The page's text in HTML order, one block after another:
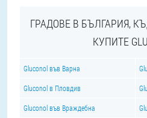
ГРАДОВЕ В БЪЛГАРИЯ,
КУПИТЕ
Gluconol във Варна
Gluconol в Пловдив
Gluconol във Враждебна